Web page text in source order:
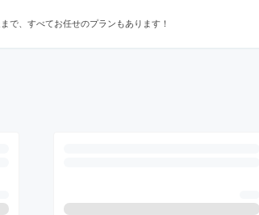
で、すべてお任せのプランもあります！